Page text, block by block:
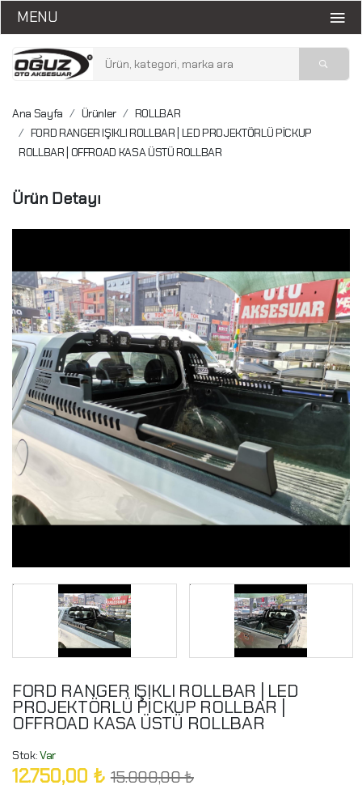
MENU
Ana Sayfa Ürünler
ROLLBAR
FORD RANGER IŞIKLI ROLLBAR | LED PROJEKTÖRLÜ PİCKUP
ROLLBAR | OFFROAD KASA ÜSTÜ ROLLBAR
Ürün Detayı
FORD RANGER IŞIKLI ROLLBAR | LED
PROJEKTÖRLÜ PİCKUP ROLLBAR |
OFFROAD KASA ÜSTÜ ROLLBAR
Stok:Var
12.750,00 ₺ 15.000,00 ₺